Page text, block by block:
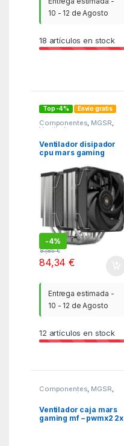
10 - 12 de Agosto
18 artículos en stock
Top -4% Envío gratis
Componentes, MGSR,
Ventiladores cpu
Ventilador disipador
cpu mars gaming
negro
-4%
87,85€
84,34€
Entrega estimada -
10 - 12 de Agosto
12 artículos en stock
Componentes MGSR
Refrigeración líquida
Ventilador caja mars
gaming mf – pwmx2 2x